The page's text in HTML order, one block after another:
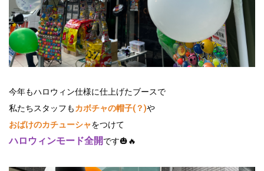
今年もハロウィン仕様に仕上げたブースで
私たちスタッフもカボチャの帽子(？)や
おばけのカチューシャをつけて
ハロウィンモード全開です🎃🔥